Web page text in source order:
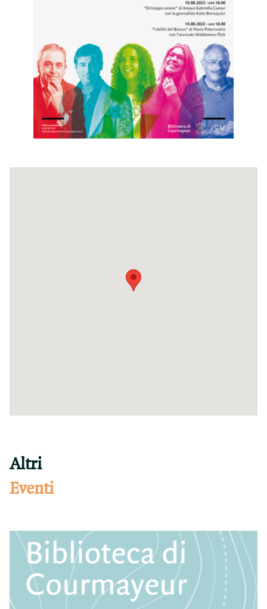
Altri
Eventi